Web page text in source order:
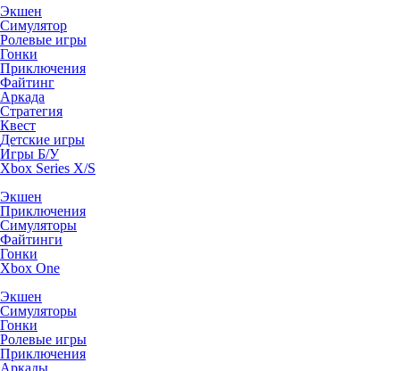
Экшен
Симулятор
Ролевые игры
Гонки
Приключения
Файтинг
Аркада
Стратегия
Квест
Детские игры
Игры Б/У
Xbox Series X/S
Экшен
Приключения
Симуляторы
Файтинги
Гонки
Xbox One
Экшен
Симуляторы
Гонки
Ролевые игры
Приключения
Аркады